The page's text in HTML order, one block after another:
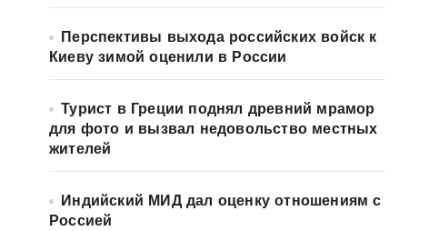
Перспективы выхода российских войск к
Киеву зимой оценили в России
Турист в Греции поднял древний мрамор
для фото и вызвал недовольство местных
жителей
Индийский МИД дал оценку отношениям с
Россией